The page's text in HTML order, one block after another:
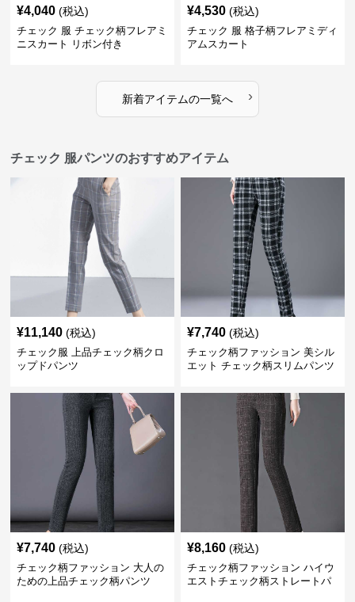
¥4,040 (税込)
チェック 服 チェック柄フレアミ
ニスカート リボン付き
¥4,530 (税込)
チェック 服 格子柄フレアミディ
アムスカート
新着アイテムの一覧へ ›
チェック 服パンツのおすすめアイテム
¥11,140 (税込)
チェック服 上品チェック柄クロ
ップドパンツ
¥7,740 (税込)
チェック柄ファッション 美シル
エット チェック柄スリムパンツ
¥7,740 (税込)
チェック柄ファッション 大人の
ための上品チェック柄パンツ
¥8,160 (税込)
チェック柄ファッション ハイウ
エストチェック柄ストレートパ